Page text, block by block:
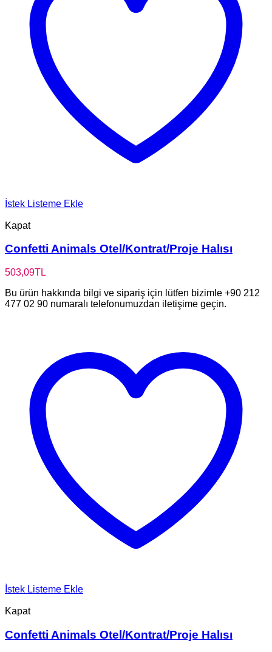
İstek Listeme Ekle
Kapat
Confetti Animals Otel/Kontrat/Proje Halısı
503,09TL
Bu ürün hakkında bilgi ve sipariş için lütfen bizimle +90 212
477 02 90 numaralı telefonumuzdan iletişime geçin.
İstek Listeme Ekle
Kapat
Confetti Animals Otel/Kontrat/Proje Halısı